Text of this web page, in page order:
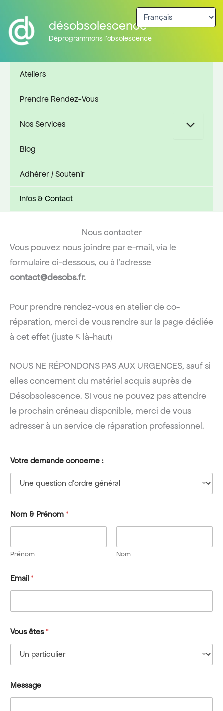
contenu
désobsolescence
Déprogrammons l'obsolescence
Ateliers
Prendre Rendez-Vous
Nos Services
Blog
Adhérer / Soutenir
Infos & Contact
Nous contacter
Vous pouvez nous joindre par e-mail, via le
formulaire ci-dessous, ou à l’adresse
contact@desobs.fr.
Pour prendre rendez-vous en atelier de co-
réparation, merci de vous rendre sur la page dédiée
à cet effet (juste ↖ là-haut)
NOUS NE RÉPONDONS PAS AUX URGENCES, sauf si
elles concernent du matériel acquis auprès de
Désobsolescence. SI vous ne pouvez pas attendre
le prochain créneau disponible, merci de vous
adresser à un service de réparation professionnel.
Votre demande concerne :
Nom & Prénom *
Prénom Nom
Email *
Vous êtes*
Message